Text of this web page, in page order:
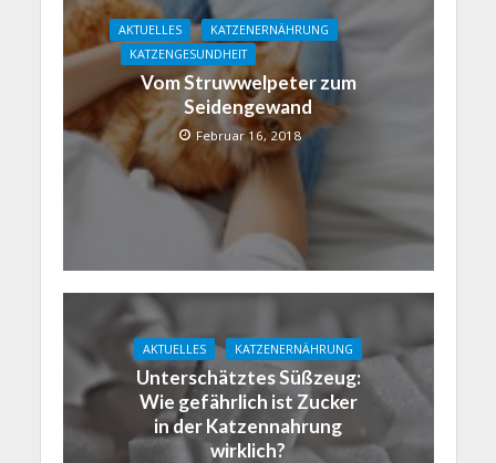
AKTUELLES
KATZENERNÄHRUNG
KATZENGESUNDHEIT
Vom Struwwelpeter zum
Seidengewand
Februar 16, 2018
AKTUELLES KATZENERNÄHRUNG
Unterschätztes Süßzeug:
Wie gefährlich ist Zucker
in der Katzennahrung
wirklich?